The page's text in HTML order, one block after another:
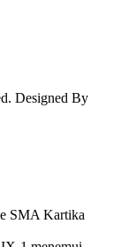
Designed By
SMA Kartika